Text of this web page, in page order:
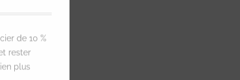
de 10 %
rester
plus